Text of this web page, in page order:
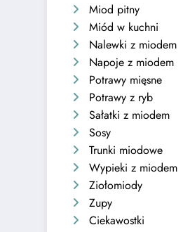
Miod pitny
Miód w kuchni
Nalewki z miodem
Napoje z miodem
Potrawy mięsne
Potrawy z ryb
Sałatki z miodem
Sosy
Trunki miodowe
Wypieki z miodem
Ziołomiody
Zupy
Ciekawostki